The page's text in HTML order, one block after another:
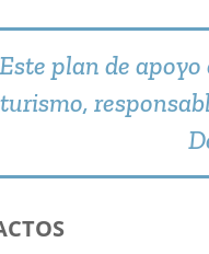
Este plan de
turismo,